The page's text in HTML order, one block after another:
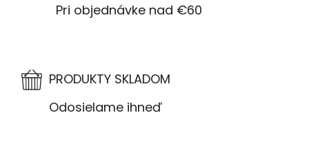
Pri objednávke nad €60
PRODUKTY SKLADOM
Odosielame ihneď